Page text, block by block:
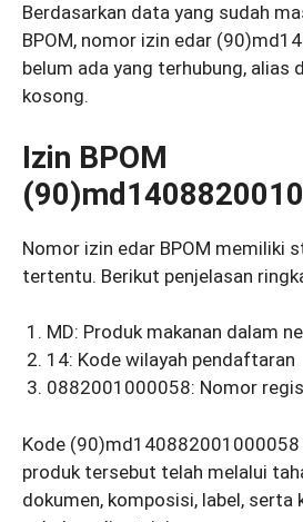
Berdasarkan data yang sudah
BPOM, nomor izin edar
belum ada yang terhubung, alias
kosong.
Izin BPOM
Nomor izin edar BPOM memiliki
tertentu. Berikut penjelasan
MD: Produk makanan dalam
14: Kode wilayah pendaftaran
0882001000058: Nomor
Kode (90)md140882001000058
produk tersebut telah melalui
dokumen, komposisi, label, serta